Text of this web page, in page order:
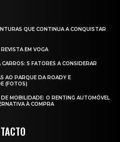
QUE CONTINUA A CONQUISTAR
EM VOGA
5 FATORES A CONSIDERAR
AO PARQUE DA ROADY E
(FOTOS)
MOBILIDADE: O RENTING AUTOMÓVEL
À COMPRA